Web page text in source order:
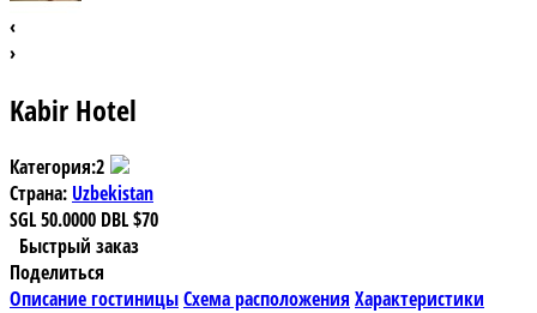
‹
›
Kabir Hotel
Категория:2
Страна: Uzbekistan
SGL50.0000 DBL$70
Быстрый заказ
Поделиться
Описание гостиницыСхема расположения Характеристики